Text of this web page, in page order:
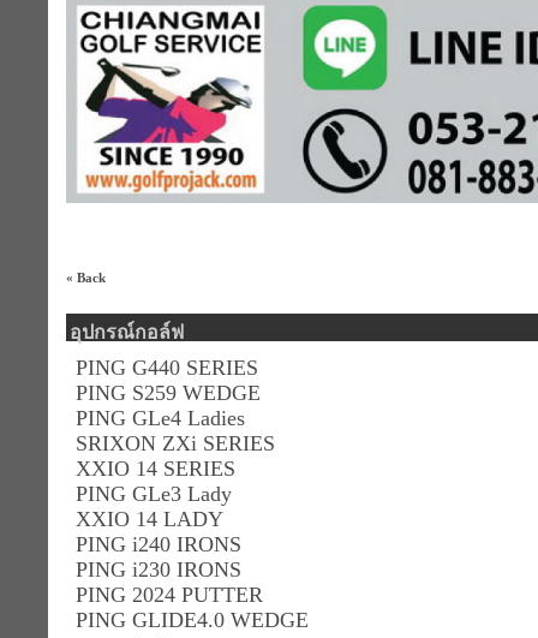
« Back
อุปกรณ์กอล์ฟ
PING G440 SERIES
PING S259 WEDGE
PING GLe4 Ladies
SRIXON ZXi SERIES
XXIO 14 SERIES
PING GLe3 Lady
XXIO 14 LADY
PING i240 IRONS
PING i230 IRONS
PING 2024 PUTTER
PING GLIDE4.0 WEDGE